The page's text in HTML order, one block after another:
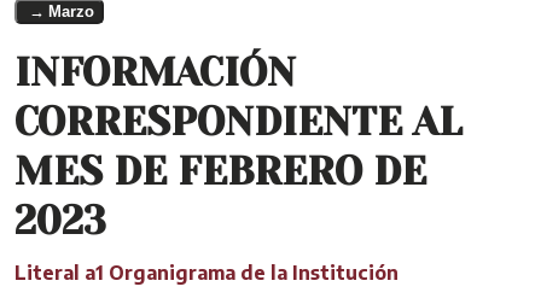
Marzo
INFORMACIÓN
CORRESPONDIENTE AL
MES DE FEBRERO DE
2023
Literal a1 Organigrama de la Institución